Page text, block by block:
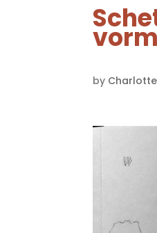
by Charlotte